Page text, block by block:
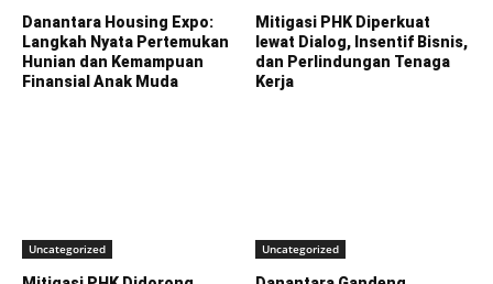
Danantara Housing Expo:
Langkah Nyata Pertemukan
Hunian dan Kemampuan
Finansial Anak Muda
Mitigasi PHK Diperkuat
lewat Dialog, Insentif Bisnis,
dan Perlindungan Tenaga
Kerja
Uncategorized Uncategorized